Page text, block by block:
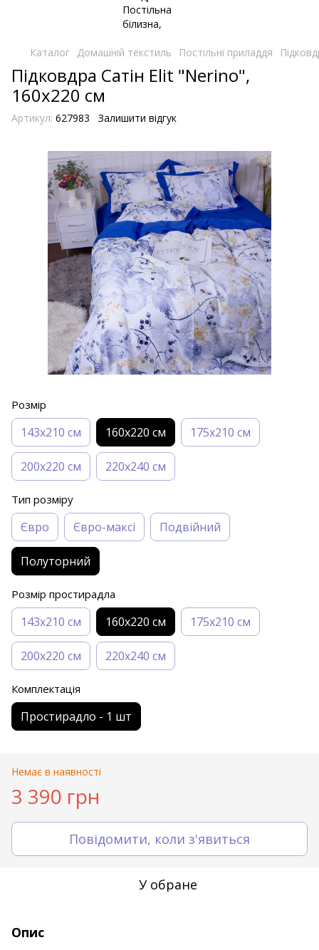
Каталог Домашній текстиль Постільні приладдя
Підковдра Сатін Elit "Nerino",
160х220 см
Артикул: 627983 Залишити відгук
Розмір
143х210 см 160х220 см 175х210 см
200х220 см 220х240 см
Тип розміру
Євро Євро-максі Подвійний
Полуторний
Розмір простирадла
143х210 см 160х220 см 175х210 см
200х220 см 220х240 см
Комплектація
Простирадло - 1 шт
Немає в наявності
3 390 грн
Повідомити, коли з'явиться
У обране
Опис